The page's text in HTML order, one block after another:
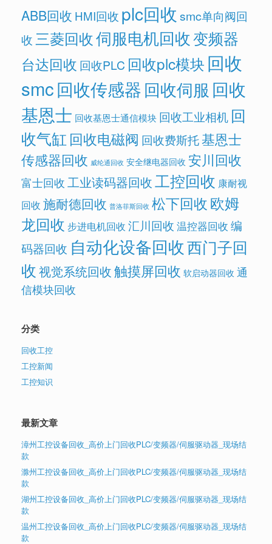
ABB回收 HMI回收 plc回收 smc单向阀回
收三菱回收伺服电机回收变频器
台达回收 回收PLC 回收plc模块 回收
smc回收传感器回收伺服 回收
基恩士 回收基恩士通信模块 回收工业相机 回
收气缸 回收电磁阀 回收费斯托基恩士
传感器回收 威纶通回收 安全继电器回收 安川回收
富士回收工业读码器回收工控回收 康耐视
回收 施耐德回收 普洛菲斯回收 松下回收欧姆
龙回收 步进电机回收 汇川回收 温控器回收 编
码器回收 自动化设备回收西门子回
收视觉系统回收触摸屏回收 软启动器回收 通
信模块回收
分类
回收工控
工控新闻
工控知识
最新文章
漳州工控设备回收_高价上门回收PLC/变频器/伺服驱动器_现场结
款
滁州工控设备回收_高价上门回收PLC/变频器/伺服驱动器_现场结
款
湖州工控设备回收_高价上门回收PLC/变频器/伺服驱动器_现场结
款
温州工控设备回收_高价上门回收PLC/变频器/伺服驱动器_现场结
款